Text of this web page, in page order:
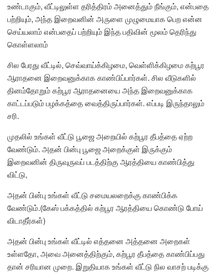
உண்டாகும், வீட்டிலுள்ள தரித்திரம் அனைத்தும் நீங்கும், என்பதை
பற்றியும், அந்த இறைவனின் அருளை முழுமையாக பெற என்ன
செய்யலாம் என்பதைப் பற்றியும் இந்த பதிவின் மூலம் தெரிந்து
கொள்ளலாம்
சில பேரது வீட்டில், செவ்வாய்க்கிழமை, வெள்ளிக்கிழமை கற்பூர
ஆராதனை இறைவனுக்காக காண்பிப்பார்கள். சில வீடுகளில்
தினம்தோறும் கற்பூர ஆராதனையை அந்த இறைவனுக்காக
காட்டப்படும் பழக்கத்தை வைத்திருப்பார்கள். எப்படி இருந்தாலும்
சரி.
முதலில் உங்கள் வீட்டு பூஜை அறையில் கற்பூர தீபத்தை ஏற்ற
வேண்டும். அதன் பின்பு பூஜை அறைக்குள் இருக்கும்
இறைவனின் திருவுருவப் படத்திற்கு ஆரத்தியை காண்பித்து
விட்டு,
அதன் பின்பு உங்கள் வீட்டு சமையலறைக்கு காண்பிக்க
வேண்டும்.(கேஸ் பக்கத்தில் கற்பூர ஆரத்தியை கொண்டு போய்
விடாதீர்கள்)
அதன் பின்பு உங்கள் வீட்டில் எத்தனை அத்தனை அறைகள்
உள்ளதோ, அவை அனைத்திற்கும், கற்பூர தீபத்தை காண்பிப்பது
தான் சரியான முறை. இறுதியாக உங்கள் வீட்டு நில வாசற் படிக்கு